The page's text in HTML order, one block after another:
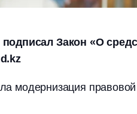
Закон «О
модернизация